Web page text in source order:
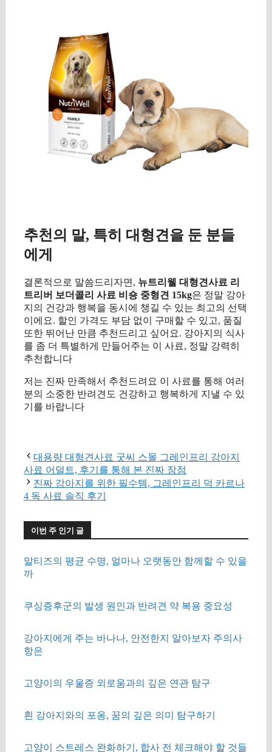
추천의 말, 특히 대형견을 둔 분들
에게
결론적으로 말씀드리자면, 뉴트리웰 대형견사료 리
트리버 보더콜리 사료 비숑 중형견 15kg은 정말 강아
지의 건강과 행복을 동시에 챙길 수 있는 최고의 선택
이에요. 할인 가격도 부담 없이 구매할 수 있고, 품질
또한 뛰어난 만큼 추천드리고 싶어요. 강아지의 식사
를 좀 더 특별하게 만들어주는 이 사료, 정말 강력히
추천합니다
저는 진짜 만족해서 추천드려요 이 사료를 통해 여러
분의 소중한 반려견도 건강하고 행복하게 지낼 수 있
기를 바랍니다
대용량 대형견사료 굿씨 스몰 그레인프리 강아지
사료 어덜트, 후기를 통해 본 진짜 장점
진짜 강아지를 위한 필수템, 그레인프리 덕 카르나
4 독 사료 솔직 후기
이번 주 인기 글
말티즈의 평균 수명, 얼마나 오랫동안 함께할 수 있을
까
쿠싱증후군의 발생 원인과 반려견 약 복용 중요성
강아지에게 주는 바나나, 안전한지 알아보자 주의사
항은
고양이의 우울증 외로움과의 깊은 연관 탐구
흰 강아지와의 포옹, 꿈의 깊은 의미 탐구하기
고양이 스트레스 완화하기, 합사 전 체크해야 할 것들